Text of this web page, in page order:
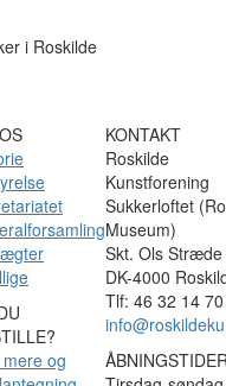
i Roskilde
og
KONTAKT
Roskilde
Kunstforening
Sukkerloftet
Museum)
Skt. Ols
DK-4000
Tlf: 46 32 14 70